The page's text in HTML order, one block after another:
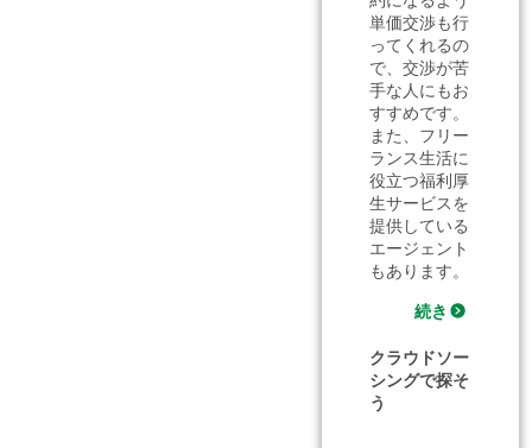
単価交渉も行
ってくれるの
で、交渉が苦
手な人にもお
すすめです。
また、フリー
ランス生活に
役立つ福利厚
生サービスを
提供している
エージェント
もあります。
続き
クラウドソー
シングで探そ
う